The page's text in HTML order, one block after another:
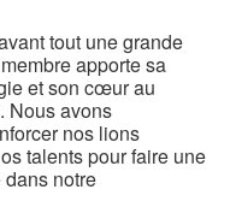
tout une grande
apporte sa
et son cœur au
Nous avons
nos lions
talents pour faire une
notre